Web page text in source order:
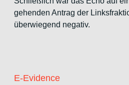
gehenden Antrag der
überwiegend negativ.
E-Evidence